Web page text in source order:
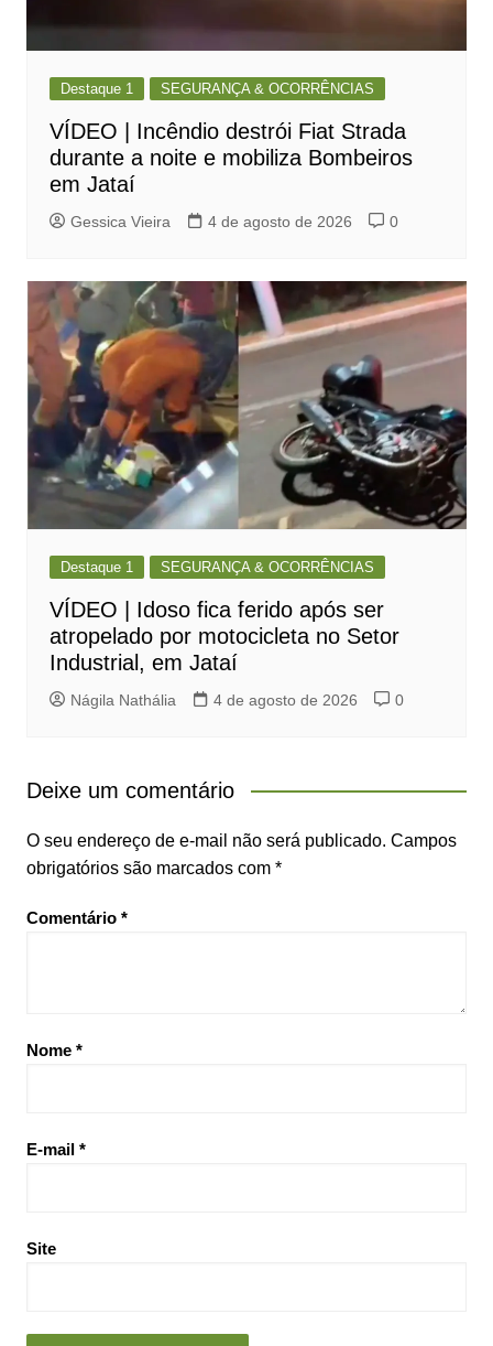
Destaque 1 SEGURANÇA & OCORRÊNCIAS
VÍDEO | Incêndio destrói Fiat Strada
durante a noite e mobiliza Bombeiros
em Jataí
Gessica Vieira 4 de agosto de 2026 0
Destaque 1 SEGURANÇA & OCORRÊNCIAS
VÍDEO | Idoso fica ferido após ser
atropelado por motocicleta no Setor
Industrial, em Jataí
Nágila Nathália 4 de agosto de 2026 0
Deixe um comentário
O seu endereço de e-mail não será publicado. Campos
obrigatórios são marcados com *
Comentário *
Nome *
E-mail *
Site